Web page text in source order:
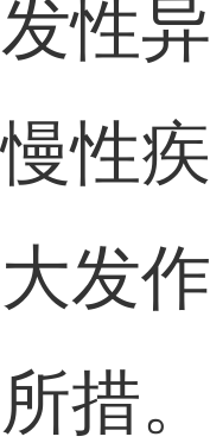
性
性
发
措